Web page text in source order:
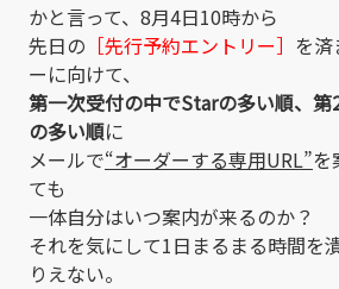
かと言って、8月4日10時から
先日の ［先行予約エントリー］ を
ーに向けて、
第一次受付の中でStarの多い順、
の多い順に
メールで“オーダーする専用URL”を
ても
一体自分はいつ案内が来るのか？
それを気にして1日まるまる時間を
りえない。